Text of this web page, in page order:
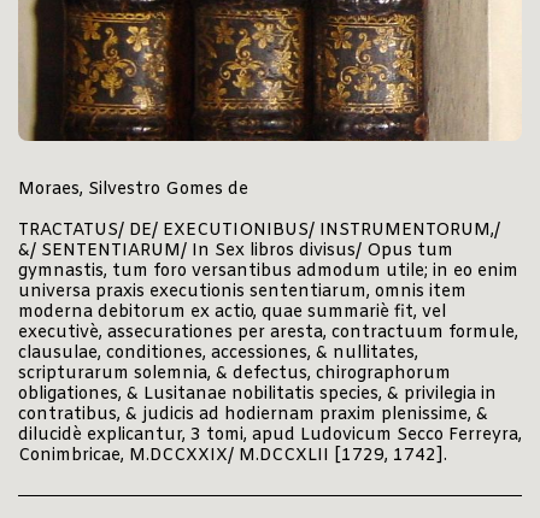
Moraes, Silvestro Gomes de
TRACTATUS/ DE/ EXECUTIONIBUS/ INSTRUMENTORUM,/
&/ SENTENTIARUM/ In Sex libros divisus/ Opus tum
gymnastis, tum foro versantibus admodum utile; in eo enim
universa praxis executionis sententiarum, omnis item
moderna debitorum ex actio, quae summariè fit, vel
executivè, assecurationes per aresta, contractuum formule,
clausulae, conditiones, accessiones, & nullitates,
scripturarum solemnia, & defectus, chirographorum
obligationes, & Lusitanae nobilitatis species, & privilegia in
contratibus, & judicis ad hodiernam praxim plenissime, &
dilucidè explicantur, 3 tomi, apud Ludovicum Secco Ferreyra,
Conimbricae, M.DCCXXIX/ M.DCCXLII [1729, 1742].